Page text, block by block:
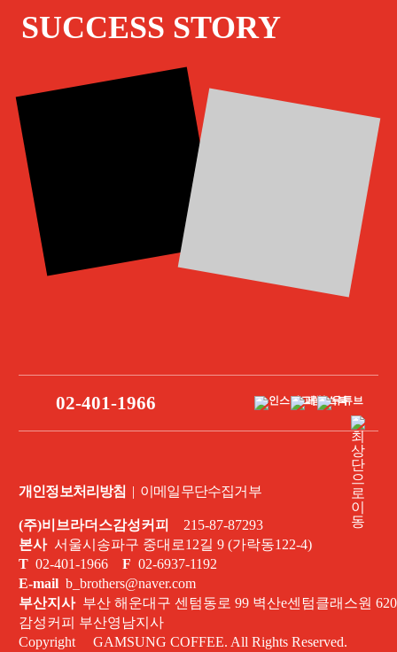
SUCCESS STORY
02-401-1966
개인정보처리방침 | 이메일무단수집거부
(주)비브라더스감성커피
215-87-87293
본사서울시송파구 중대로12길 9 (가락동122-4)
T02-401-1966 F 02-6937-1192
E-mailb_brothers@naver.com
부산지사부산 해운대구 센텀동로 99 벽산e센텀클래스원
감성커피 부산영남지사
Copyright GAMSUNG COFFEE. All Rights Reserved.